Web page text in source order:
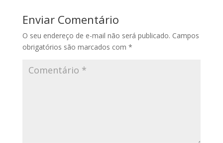
Enviar Comentário
O seu endereço de e-mail não será publicado. Campos
obrigatórios são marcados com *